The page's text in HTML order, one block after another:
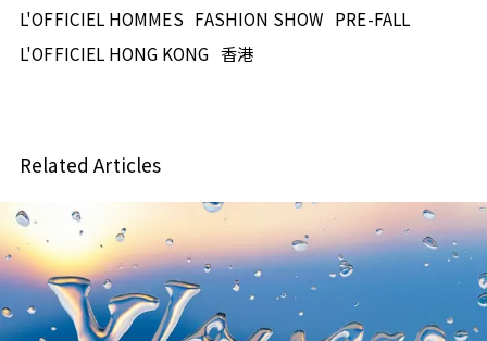
L'OFFICIEL HOMMES FASHION SHOW PRE-FALL
L'OFFICIEL HONG KONG 香港
Related Articles